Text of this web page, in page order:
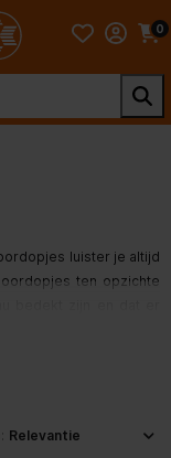
0
luister je altijd
ten opzichte
Wil je oordopjes
Zo kan je kiezen
tussen oordopjes met